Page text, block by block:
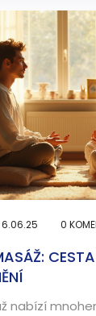
6.06.25 0
nabízí